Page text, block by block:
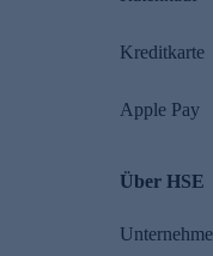
Kreditkarte
Apple Pay
Über HSE